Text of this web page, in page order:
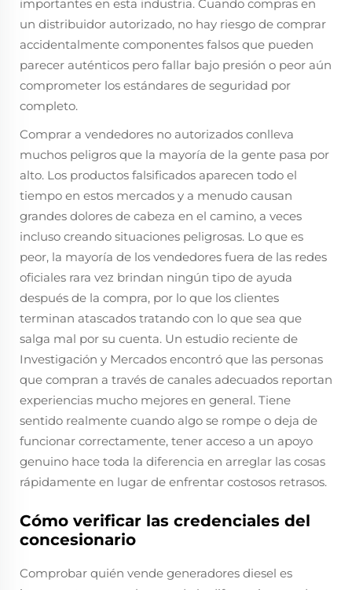
importantes en esta industria. Cuando compras en
un distribuidor autorizado, no hay riesgo de comprar
accidentalmente componentes falsos que pueden
parecer auténticos pero fallar bajo presión o peor aún
comprometer los estándares de seguridad por
completo.
Comprar a vendedores no autorizados conlleva
muchos peligros que la mayoría de la gente pasa por
alto. Los productos falsificados aparecen todo el
tiempo en estos mercados y a menudo causan
grandes dolores de cabeza en el camino, a veces
incluso creando situaciones peligrosas. Lo que es
peor, la mayoría de los vendedores fuera de las redes
oficiales rara vez brindan ningún tipo de ayuda
después de la compra, por lo que los clientes
terminan atascados tratando con lo que sea que
salga mal por su cuenta. Un estudio reciente de
Investigación y Mercados encontró que las personas
que compran a través de canales adecuados reportan
experiencias mucho mejores en general. Tiene
sentido realmente cuando algo se rompe o deja de
funcionar correctamente, tener acceso a un apoyo
genuino hace toda la diferencia en arreglar las cosas
rápidamente en lugar de enfrentar costosos retrasos.
Cómo verificar las credenciales del
concesionario
Comprobar quién vende generadores diesel es